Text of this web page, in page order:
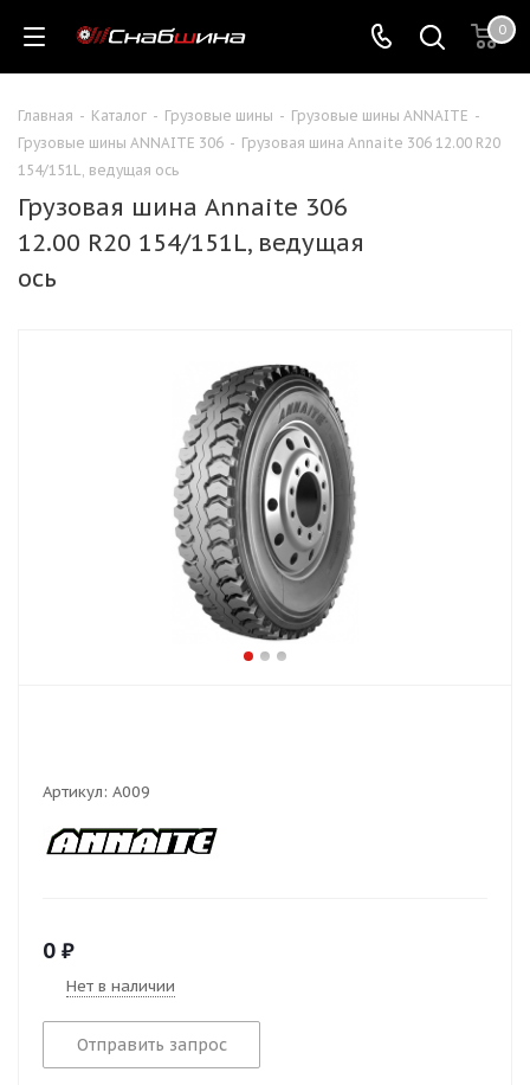
0
Главная - Каталог - Грузовые шины - Грузовые шины ANNAITE -
Грузовые шины ANNAITE 306 - Грузовая шина Annaite 306 12.00 R20
154/151L, ведущая ось
Грузовая шина Annaite 306
12.00 R20 154/151L, ведущая
ось
Артикул: А009
0 ₽
Нет в наличии
Отправить запрос